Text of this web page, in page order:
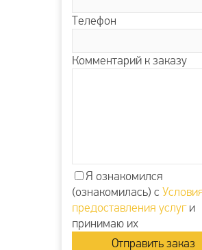
Телефон
Комментарий к заказу
Я ознакомился
(ознакомилась) с
предоставления услуги
принимаю их